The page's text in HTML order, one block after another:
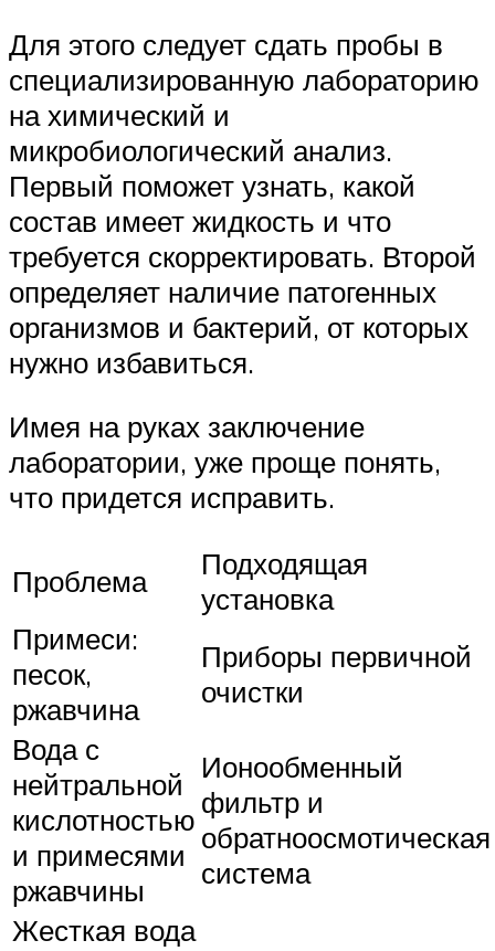
Для этого следует сдать пробы в
специализированную лабораторию
на химический и
микробиологический анализ.
Первый поможет узнать, какой
состав имеет жидкость и что
требуется скорректировать. Второй
определяет наличие патогенных
организмов и бактерий, от которых
нужно избавиться.
Имея на руках заключение
лаборатории, уже проще понять,
что придется исправить.
Проблема
Подходящая
установка
Примеси:
песок,
ржавчина
Приборы первичной
очистки
Вода с
нейтральной
кислотностью
и примесями
ржавчины
Ионообменный
фильтр и
обратноосмотическая
система
Жесткая вода